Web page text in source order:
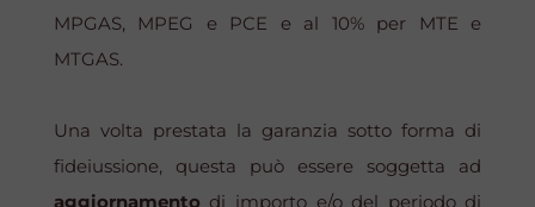
MPGAS, MPEG e PCE e al 10% per MTE e
MTGAS.
Una volta prestata la garanzia sotto forma di
fideiussione, questa può essere soggetta ad
aggiornamento di importo e/o del periodo di